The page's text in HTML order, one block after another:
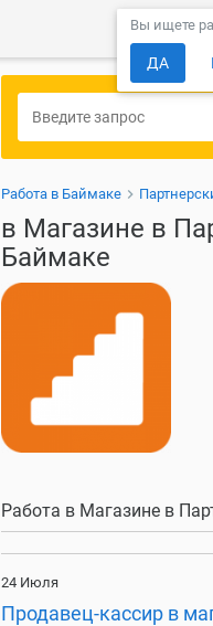
Вы ищете
ДА
Работа в Баймаке
в Магазине в
Баймаке
Работа в Магазине в
24 Июля
Продавец-кассир в